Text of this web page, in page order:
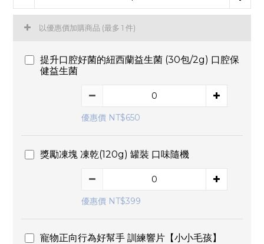
以優惠價加購商品 (最多 1 件)
提升口腔好菌的紐西蘭益生菌 (30包/2g) 口腔保
健益生菌
優惠價 NT$650
獎勵凍塊 凍乾(120g) 罐裝 口味隨機
優惠價 NT$399
寵物正向行為好幫手 訓練響片【小小毛孩】